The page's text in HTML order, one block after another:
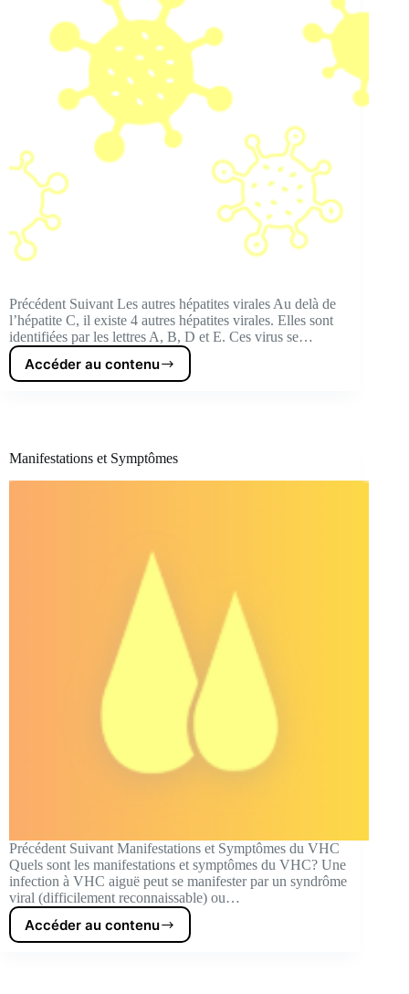
Précédent Suivant Les autres hépatites virales Au delà de
l’hépatite C, il existe 4 autres hépatites virales. Elles sont
identifiées par les lettres A, B, D et E. Ces virus se…
Accéder au contenu
Les
Manifestations et Symptômes
Précédent Suivant Manifestations et Symptômes du VHC
Quels sont les manifestations et symptômes du VHC? Une
infection à VHC aiguë peut se manifester par un syndrôme
viral (difficilement reconnaissable) ou…
Accéder au contenu
Manifestations